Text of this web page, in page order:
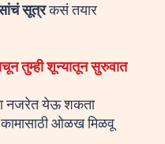
सूत्रकसं तयार
तुम्ही शून्यातून सुरुवात
नजरेत येऊ शकता
ओळख मिळवू